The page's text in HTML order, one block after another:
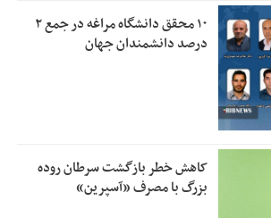
۱۰ محقق دانشگاه مراغه در جمع ۲
درصد دانشمندان جهان
کاهش خطر بازگشت سرطان روده
بزرگ با مصرف «آسپرین»